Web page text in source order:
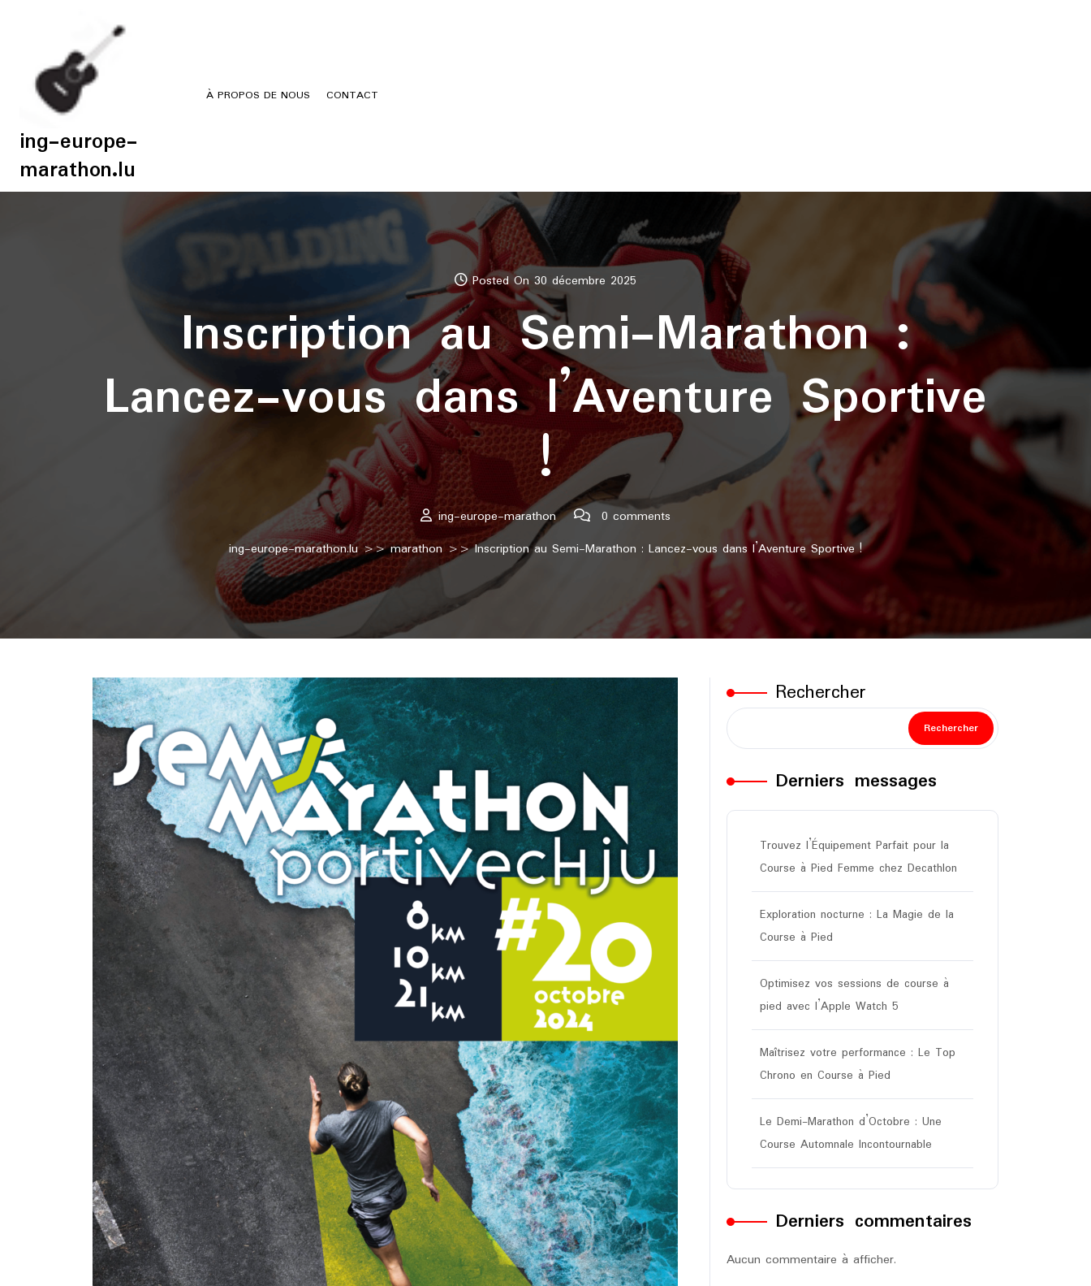
ing-europe-
marathon.lu
À PROPOS DE NOUS CONTACT
Posted On 30 décembre 2025
Inscription au Semi-Marathon :
Lancez-vous dans l’Aventure Sportive
!
ing-europe-marathon
0 comments
ing-europe-marathon.lu>>marathon>> Inscription au Semi-Marathon : Lancez-vous dans l’Aventure Sportive !
Rechercher
Rechercher
Derniers messages
Trouvez l’Équipement Parfait pour la
Course à Pied Femme chez Decathlon
Exploration nocturne : La Magie de la
Course à Pied
Optimisez vos sessions de course à
pied avec l’Apple Watch 5
Maîtrisez votre performance : Le Top
Chrono en Course à Pied
Le Demi-Marathon d’Octobre : Une
Course Automnale Incontournable
Derniers commentaires
Aucun commentaire à afficher.